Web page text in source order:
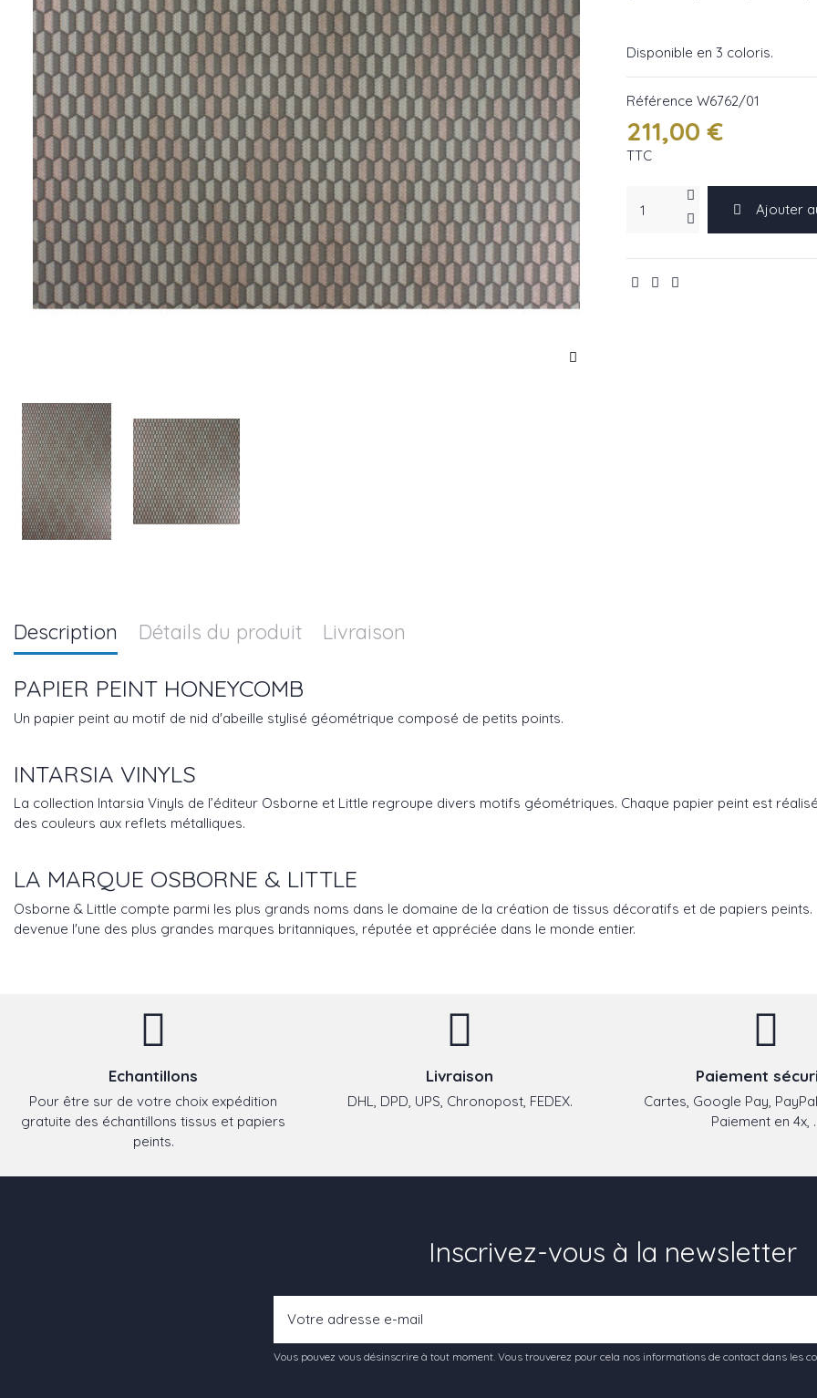
Disponible en 3 coloris.
Référence W6762/01
211,00 €
TTC
Ajouter
Description Détails du produit Livraison
PAPIER PEINT HONEYCOMB
Un papier peint au motif de nid d'abeille stylisé géométrique composé de petits points.
INTARSIA VINYLS
La collection Intarsia Vinyls de l’éditeur Osborne et Little regroupe divers motifs géométriques. Chaque papier peint est
des couleurs aux reflets métalliques.
LA MARQUE OSBORNE & LITTLE
Osborne & Little compte parmi les plus grands noms dans le domaine de la création de tissus décoratifs et de papiers
devenue l'une des plus grandes marques britanniques, réputée et appréciée dans le monde entier.
Echantillons
Pour être sur de votre choix expédition
gratuite des échantillons tissus et papiers
peints.
Livraison
DHL, DPD, UPS, Chronopost, FEDEX.
Paiement
Cartes, Google Pay,
Paiement en 4x,
Inscrivez-vous à la newsletter
Vous pouvez vous désinscrire à tout moment. Vous trouverez pour cela nos informations de contact dans les